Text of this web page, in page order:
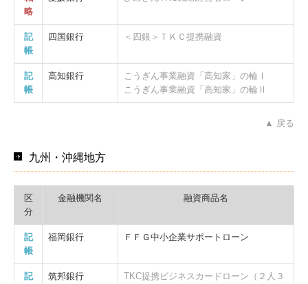
略
記
帳
四国銀行 ＜四銀＞ＴＫＣ提携融資
記
帳
高知銀行
こうぎん事業融資「高知家」の輪Ⅰ
こうぎん事業融資「高知家」の輪Ⅱ
▲ 戻る
九州・沖縄地方
区
分
金融機関名 融資商品名
記
帳
福岡銀行 ＦＦＧ中小企業サポートローン
記
筑邦銀行
TKC提携ビジネスカードローン（２人３